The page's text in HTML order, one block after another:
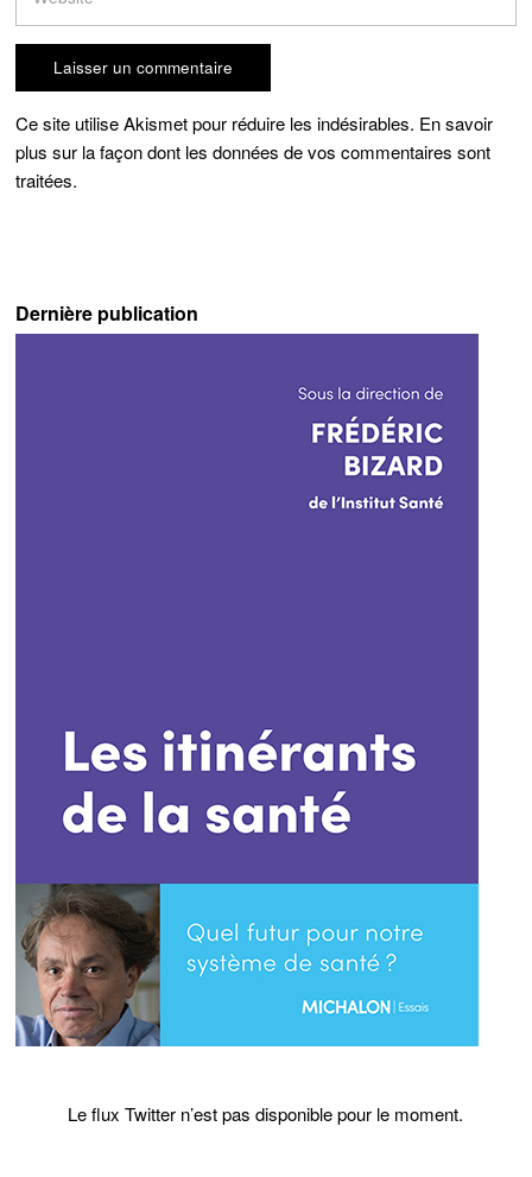
Ce site utilise Akismet pour réduire les indésirables. En savoir
plus sur la façon dont les données de vos commentaires sont
traitées.
Dernière publication
Le flux Twitter n’est pas disponible pour le moment.